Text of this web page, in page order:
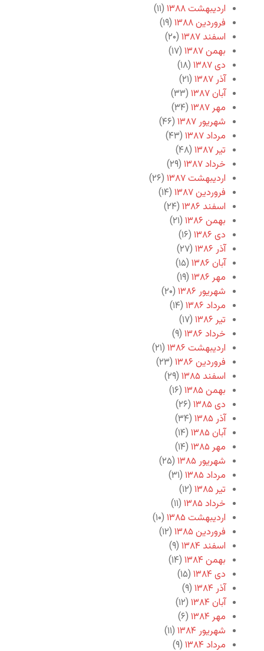
اردیبهشت ۱۳۸۸
(۱۱)
فروردین ۱۳۸۸
(۱۹)
اسفند ۱۳۸۷
(۲۰)
بهمن ۱۳۸۷
(۱۷)
دی ۱۳۸۷
(۱۸)
آذر ۱۳۸۷
(۲۱)
آبان ۱۳۸۷
(۳۳)
مهر ۱۳۸۷
(۳۴)
شهریور ۱۳۸۷
(۴۶)
مرداد ۱۳۸۷
(۴۳)
تیر ۱۳۸۷
(۴۸)
خرداد ۱۳۸۷
(۲۹)
اردیبهشت ۱۳۸۷
(۲۶)
فروردین ۱۳۸۷
(۱۴)
اسفند ۱۳۸۶
(۲۴)
بهمن ۱۳۸۶
(۲۱)
دی ۱۳۸۶
(۱۶)
آذر ۱۳۸۶
(۲۷)
آبان ۱۳۸۶
(۱۵)
مهر ۱۳۸۶
(۱۹)
شهریور ۱۳۸۶
(۲۰)
مرداد ۱۳۸۶
(۱۴)
تیر ۱۳۸۶
(۱۷)
خرداد ۱۳۸۶
(۹)
اردیبهشت ۱۳۸۶
(۲۱)
فروردین ۱۳۸۶
(۲۳)
اسفند ۱۳۸۵
(۲۹)
بهمن ۱۳۸۵
(۱۶)
دی ۱۳۸۵
(۲۶)
آذر ۱۳۸۵
(۳۴)
آبان ۱۳۸۵
(۱۴)
مهر ۱۳۸۵
(۱۴)
شهریور ۱۳۸۵
(۲۵)
مرداد ۱۳۸۵
(۳۱)
تیر ۱۳۸۵
(۱۲)
خرداد ۱۳۸۵
(۱۱)
اردیبهشت ۱۳۸۵
(۱۰)
فروردین ۱۳۸۵
(۱۲)
اسفند ۱۳۸۴
(۹)
بهمن ۱۳۸۴
(۱۴)
دی ۱۳۸۴
(۱۵)
آذر ۱۳۸۴
(۹)
آبان ۱۳۸۴
(۱۲)
مهر ۱۳۸۴
(۶)
شهریور ۱۳۸۴
(۱۱)
مرداد ۱۳۸۴
(۹)